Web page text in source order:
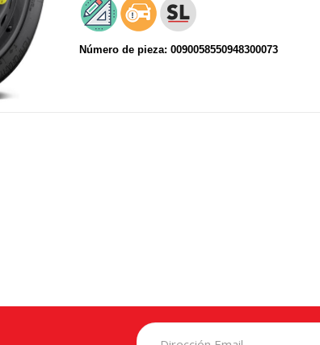
Número de pieza: 0090058550948300073